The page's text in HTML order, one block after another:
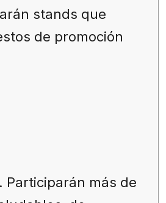
stands que
de promoción
. Participarán más de